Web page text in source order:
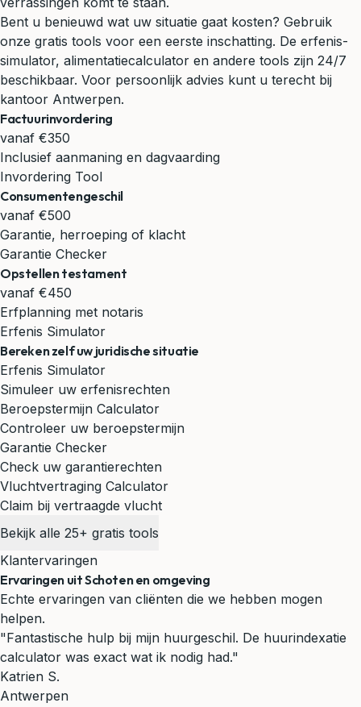
Bent u benieuwd wat uw situatie gaat kosten? Gebruik
onze gratis tools voor een eerste inschatting. De erfenis-
simulator, alimentatiecalculator en andere tools zijn 24/7
beschikbaar. Voor persoonlijk advies kunt u terecht bij
kantoor Antwerpen.
Factuurinvordering
vanaf €350
Inclusief aanmaning en dagvaarding
Invordering Tool
Consumentengeschil
vanaf €500
Garantie, herroeping of klacht
Garantie Checker
Opstellen testament
vanaf €450
Erfplanning met notaris
Erfenis Simulator
Bereken zelf uw juridische situatie
Erfenis Simulator
Simuleer uw erfenisrechten
Beroepstermijn Calculator
Controleer uw beroepstermijn
Garantie Checker
Check uw garantierechten
Vluchtvertraging Calculator
Claim bij vertraagde vlucht
Bekijk alle 25+ gratis tools
Klantervaringen
Ervaringen uit Schoten en omgeving
Echte ervaringen van cliënten die we hebben mogen
helpen.
"Fantastische hulp bij mijn huurgeschil. De huurindexatie
calculator was exact wat ik nodig had."
Katrien S.
Antwerpen